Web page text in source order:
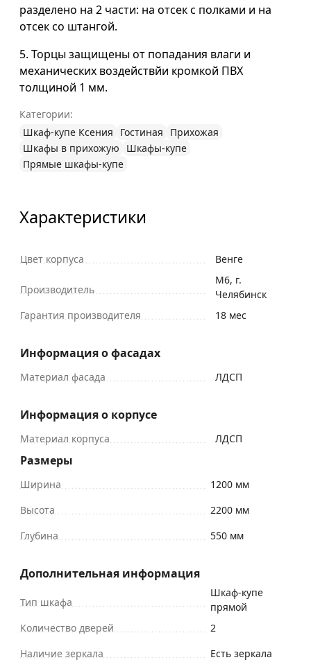
разделено на 2 части: на отсек с полками и на
отсек со штангой.
5. Торцы защищены от попадания влаги и
механических воздействйи кромкой ПВХ
толщиной 1 мм.
Категории:
Шкаф-купе Ксения
Гостиная
Прихожая
Шкафы в прихожую
Шкафы-купе
Прямые шкафы-купе
Характеристики
Цвет корпуса Венге
Производитель
М6, г.
Челябинск
Гарантия производителя
18 мес
Информация о фасадах
Материал фасада ЛДСП
Информация о корпусе
Материал корпуса ЛДСП
Размеры
Ширина
1200 мм
Высота
2200 мм
Глубина
550 мм
Дополнительная информация
Тип шкафа
Шкаф-купе
прямой
Количество дверей
2
Наличие зеркала
Есть зеркала